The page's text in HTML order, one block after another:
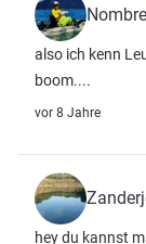
also ich kenn
boom....
vor 8 Jahre
hey du kannst